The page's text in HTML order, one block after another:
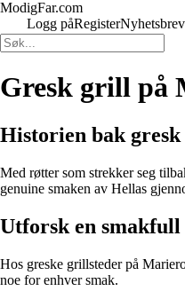
ModigFar.com
Logg påRegisterNyhetsbrev
Gresk grill på
Historien bak
Med røtter som strekker seg
genuine smaken av Hellas
Utforsk en smakfull
Hos greske grillsteder på
noe for enhver smak.